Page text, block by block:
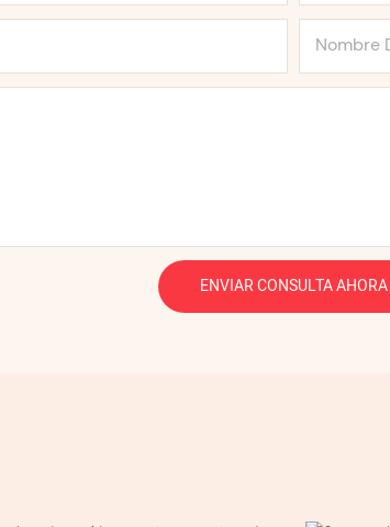
Nombre
ENVIAR CONSULTA AHORA